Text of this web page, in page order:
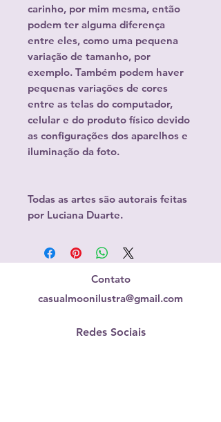
carinho, por mim mesma, então
podem ter alguma diferença
entre eles, como uma pequena
variação de tamanho, por
exemplo. Também podem haver
pequenas variações de cores
entre as telas do computador,
celular e do produto físico devido
as configurações dos aparelhos e
iluminação da foto.
Todas as artes são autorais feitas
por Luciana Duarte.
Contato
casualmoonilustra@gmail.com
Redes Sociais